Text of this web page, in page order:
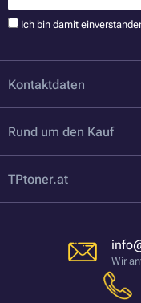
Ich bin damit
Kontaktdaten
Rund um den Kauf
TPtoner.at
Wir